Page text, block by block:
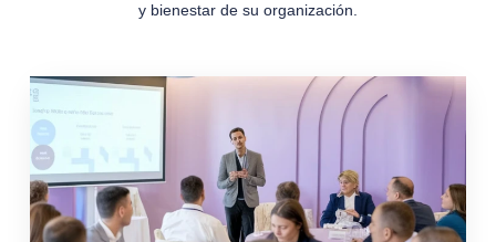
y bienestar de su organización.